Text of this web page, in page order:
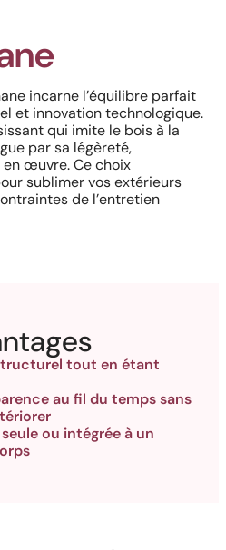
incarne l’équilibre parfait
et innovation technologique.
qui imite le bois à la
par sa légèreté,
œuvre. Ce choix
sublimer vos extérieurs
de l’entretien
tout en étant
au fil du temps sans
ou intégrée à un